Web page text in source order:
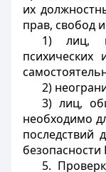
их
прав, свобод
1) лиц,
психических
2)
3) лиц,
необходимо
последствий
безопасности
5.